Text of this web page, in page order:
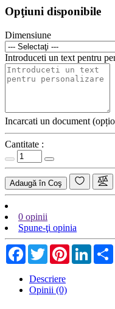
Opţiuni disponibile
Dimensiune
Introduceti un text pentru
Incarcati un document
Cantitate :
Adaugă în Coş
0 opinii
Spune-ţi opinia
Facebook
TwitterPinterest
Descriere
Opinii (0)